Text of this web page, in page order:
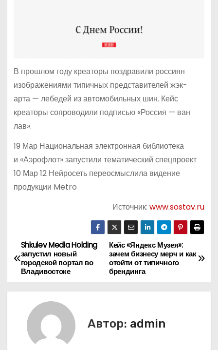
В прошлом году креаторы поздравили россиян
изображениями типичных представителей жэк-
арта — лебедей из автомобильных шин. Кейс
креаторы сопроводили подписью «Россия — ван
лав».
19 Мар Национальная электронная библиотека
и «Аэрофлот» запустили тематический спецпроект
10 Мар 12 Нейросеть переосмыслила видение
продукции Metro
Источник:www.sostav.ru
Н
а
в
Кейс «Яндекс Музея»:
зачем бизнесу мерч и как
отойти от типичного
брендинга
Shkulev Media Holding
запустил новый
городской портал во
Владивостоке
Автор: admin